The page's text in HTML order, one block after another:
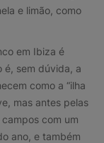
e limão, como
em Ibiza é
é, sem dúvida, a
como a “ilha
mas antes pelas
com um
ano, e também